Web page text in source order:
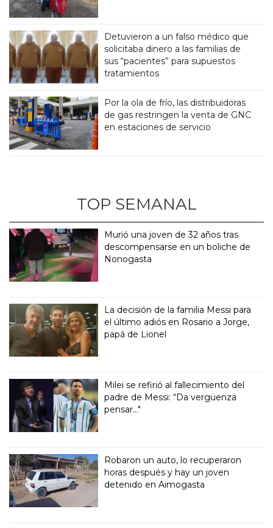
Detuvieron a un falso médico que
solicitaba dinero a las familias de
sus “pacientes” para supuestos
tratamientos
Por la ola de frío, las distribuidoras
de gas restringen la venta de GNC
en estaciones de servicio
TOP SEMANAL
Murió una joven de 32 años tras
descompensarse en un boliche de
Nonogasta
La decisión de la familia Messi para
el último adiós en Rosario a Jorge,
papá de Lionel
Milei se refirió al fallecimiento del
padre de Messi: “Da vergüenza
pensar..."
Robaron un auto, lo recuperaron
horas después y hay un joven
detenido en Aimogasta